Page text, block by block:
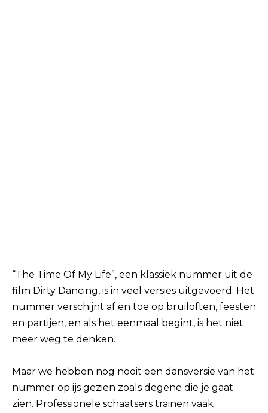
“The Time Of My Life”, een klassiek nummer uit de
film Dirty Dancing, is in veel versies uitgevoerd. Het
nummer verschijnt af en toe op bruiloften, feesten
en partijen, en als het eenmaal begint, is het niet
meer weg te denken.
Maar we hebben nog nooit een dansversie van het
nummer op ijs gezien zoals degene die je gaat
zien. Professionele schaatsers trainen vaak